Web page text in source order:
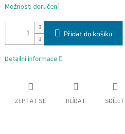
Možnosti doručení
Přidat do košíku
Detailní informace
ZEPTAT SE HLÍDAT SDÍLET